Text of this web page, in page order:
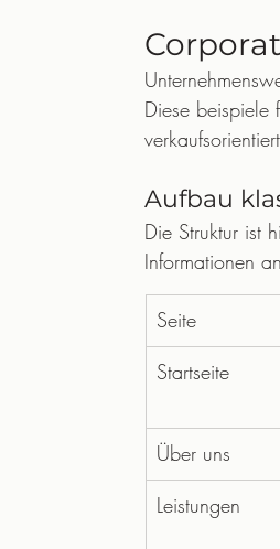
Diese beispiele
Aufbau
Die Struktur ist
Informationen
Seite
Startseite
Über uns
Leistungen